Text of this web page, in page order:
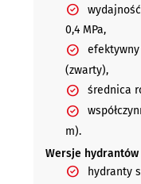
0,4 MPa,
(zwarty),
średnica
m).
Wersje hydrantów
hydranty